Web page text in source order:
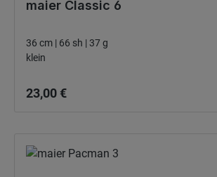
maier Classic 6
36 cm | 66 sh | 37 g
klein
23,00 €